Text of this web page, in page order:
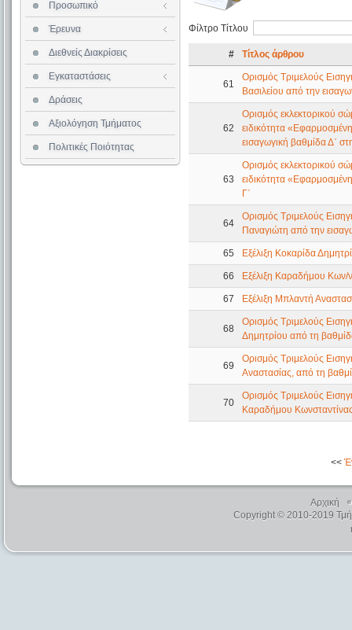
Φίλτρο Τίτλου
# Τίτλος άρθρου
61
Ορισμός Τριμελούς
Βασιλείου από την
62
Ορισμός εκλεκτορικού
ειδικότητα
εισαγωγική βαθμίδα Δ΄
63
Ορισμός εκλεκτορικού
ειδικότητα
Γ΄
64
Ορισμός Τριμελούς
Παναγιώτη από την
65 Εξέλιξη Κοκαρίδα
66 Εξέλιξη Καραδήμου Κων/
67 Εξέλιξη Μπλαντή
68
Ορισμός Τριμελούς
Δημητρίου από τη
69
Ορισμός Τριμελούς
Αναστασίας, από τη
70
Ορισμός Τριμελούς
Καραδήμου
<<
Προσωπικό
Επισκέπτες Καθηγητές
Έρευνα
Επιστημονική Δεοντολογία
Ερευνητικά Προγράμματα
Διεθνείς Διακρίσεις
Εγκαταστάσεις
Αίθουσες Διδασκαλίας
Βιβλιοθήκη
Εστιατόριο
Διαθεσιμότητα Αιθουσών
Δράσεις
Αξιολόγηση Τμήματος
Πολιτικές Ποιότητας
Αρχική
Copyright © 2010-2019